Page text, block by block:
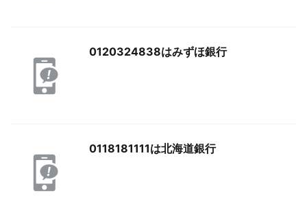
0120324838はみずほ銀行
0118181111は北海道銀行